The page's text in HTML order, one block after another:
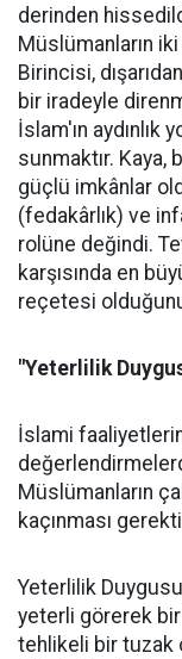
derinden
Müslümanların
Birincisi,
bir iradeyle
İslam'ın aydınlık
sunmaktır. Kaya,
güçlü imkânlar
(fedakârlık) ve
rolüne değindi.
karşısında en
reçetesi
"Yeterlilik
İslami
Müslümanların
kaçınması
Yeterlilik Duygusu
yeterli görerek bir
tehlikeli bir tuzak